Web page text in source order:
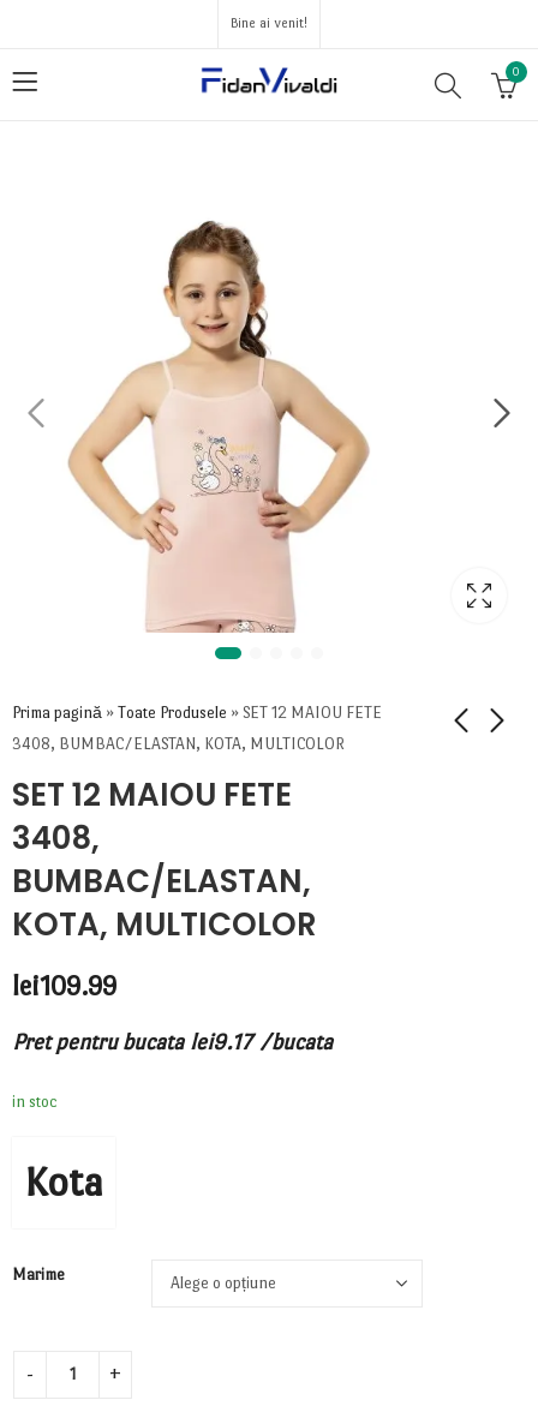
Bine ai venit!
0
Prima pagină » Toate Produsele » SET 12 MAIOU FETE
3408, BUMBAC/ELASTAN, KOTA, MULTICOLOR
SET 12 MAIOU FETE
3408,
BUMBAC/ELASTAN,
KOTA, MULTICOLOR
lei109.99
Pret pentru bucata lei9.17 /bucata
in stoc
Kota
Marime